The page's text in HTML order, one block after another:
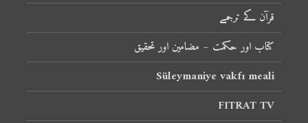
قرآن کے ترجمے
کتاب اور حکمت – مضامین اور تحقیق
Süleymaniye vakfı meali
FITRAT TV